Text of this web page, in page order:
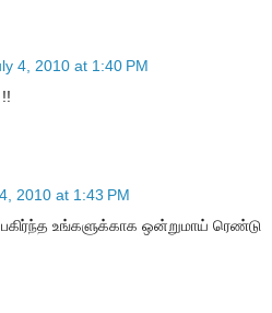
4, 2010 at 1:40 PM
2010 at 1:43 PM
பகிர்ந்த உங்களுக்காக ஒன்றுமாய் ரெண்டு